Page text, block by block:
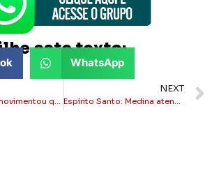
este texto:
WhatsApp
Rio: Carnaval movimentou quase seis bilhões de reais, diz estimativa da prefeitura
NEXT
Espírito Santo: Medina atende fãs em Guarapari e celebra volta ao Circuito Mundial de Surfe